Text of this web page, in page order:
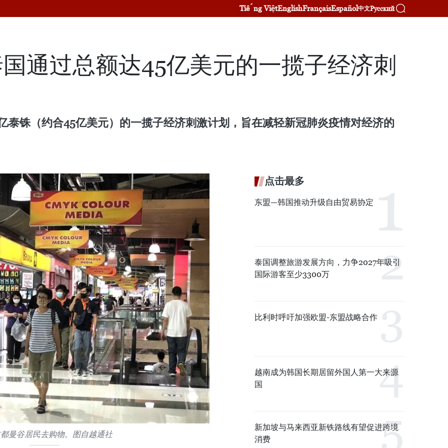
Tiếng ViệtEnglishFrançaisEspañol中文Русский
通过总额达45亿美元的一揽子经济刺
泰铢（约合45亿美元）的一揽子经济刺激计划，旨在减轻新冠肺炎疫情对经济的
曼谷居民去购物。图自越通社
点击最多
东盟—韩国推动升级自由贸易协定
泰国调整旅游发展方向，力争2027年吸引
国际游客至少3300万
比利时呼吁加强欧盟-东盟战略合作
越南成为韩国长期居留外国人第一大来源
国
新加坡与马来西亚新铁路线有望促进跨境
消费